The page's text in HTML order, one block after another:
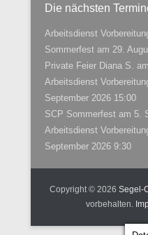
Die nächsten
Arbeitsdienst
Sommerfest am 29.
Private Feier Diana S.
Arbeitsdienst
September 2026 15:00
SCP Sommerfest am 5.
Arbeitsdienst
September 2026 9:30
Copyright © 2026 Segel-
vorbehalten.